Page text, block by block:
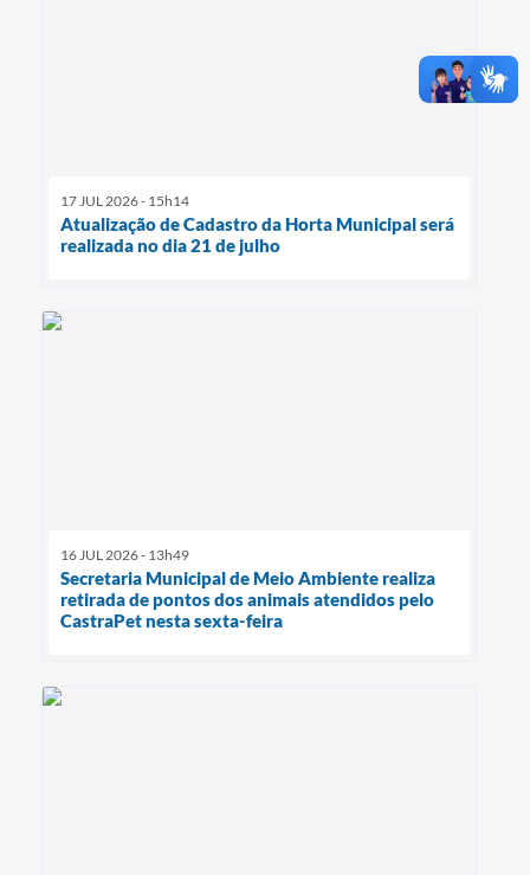
17 JUL 2026 - 15h14
Atualização de Cadastro da Horta Municipal será
realizada no dia 21 de julho
16 JUL 2026 - 13h49
Secretaria Municipal de Meio Ambiente realiza
retirada de pontos dos animais atendidos pelo
CastraPet nesta sexta-feira